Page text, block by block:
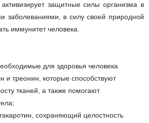
защитные силы организма в
заболеваниями, в силу своей природной
иммунитет человека.
для здоровья человека
и треонин, которые способствуют
тканей, а также помогают
сохраняющий целостность